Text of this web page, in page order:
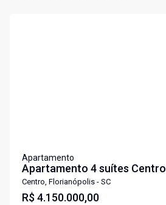
Apartamento
Apartamento 4 suítes Centro
Florianópolis
Centro, Florianópolis - SC
R$ 4.150.000,00